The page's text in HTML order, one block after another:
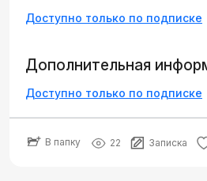
Доступно только по подписке
Дополнительная
Доступно только по подписке
В папку 22 Записка